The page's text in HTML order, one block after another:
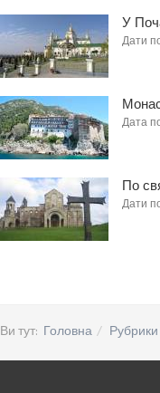
У
Дати
Дата
По
Дати
Ви тут: Головна Рубрики